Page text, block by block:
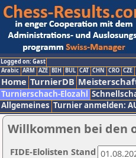
Logged on: Gast
Arabic ARM AZE BIH BUL CAT CHN CRO CZE
Home TurnierDB
Turnierschach-Elozahl
Allgemeines Turnier anmelden:
Willkommen bei den
FIDE-Elolisten Stand